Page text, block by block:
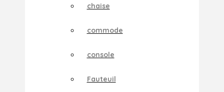
chaise
commode
console
Fauteuil